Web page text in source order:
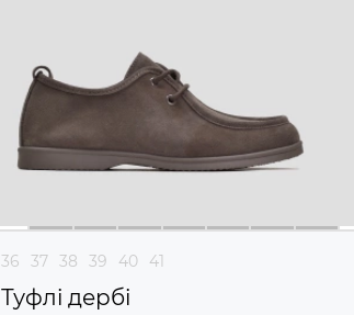
36 37 38 39 40 41
Туфлі дербі